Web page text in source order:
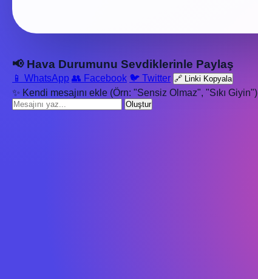
📢 Hava Durumunu Sevdiklerinle Paylaş
📱 WhatsApp 👥 Facebook 🐦 Twitter 🔗 Linki Kopyala
✨ Kendi mesajını ekle (Örn: "Sensiz Olmaz", "Sıkı Giyin")
Oluştur